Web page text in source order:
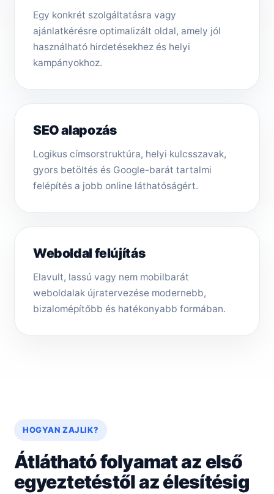
Egy konkrét szolgáltatásra vagy
ajánlatkérésre optimalizált oldal, amely jól
használható hirdetésekhez és helyi
kampányokhoz.
SEO alapozás
Logikus címsorstruktúra, helyi kulcsszavak,
gyors betöltés és Google-barát tartalmi
felépítés a jobb online láthatóságért.
Weboldal felújítás
Elavult, lassú vagy nem mobilbarát
weboldalak újratervezése modernebb,
bizalomépítőbb és hatékonyabb formában.
HOGYAN ZAJLIK?
Átlátható folyamat az első
egyeztetéstől az élesítésig